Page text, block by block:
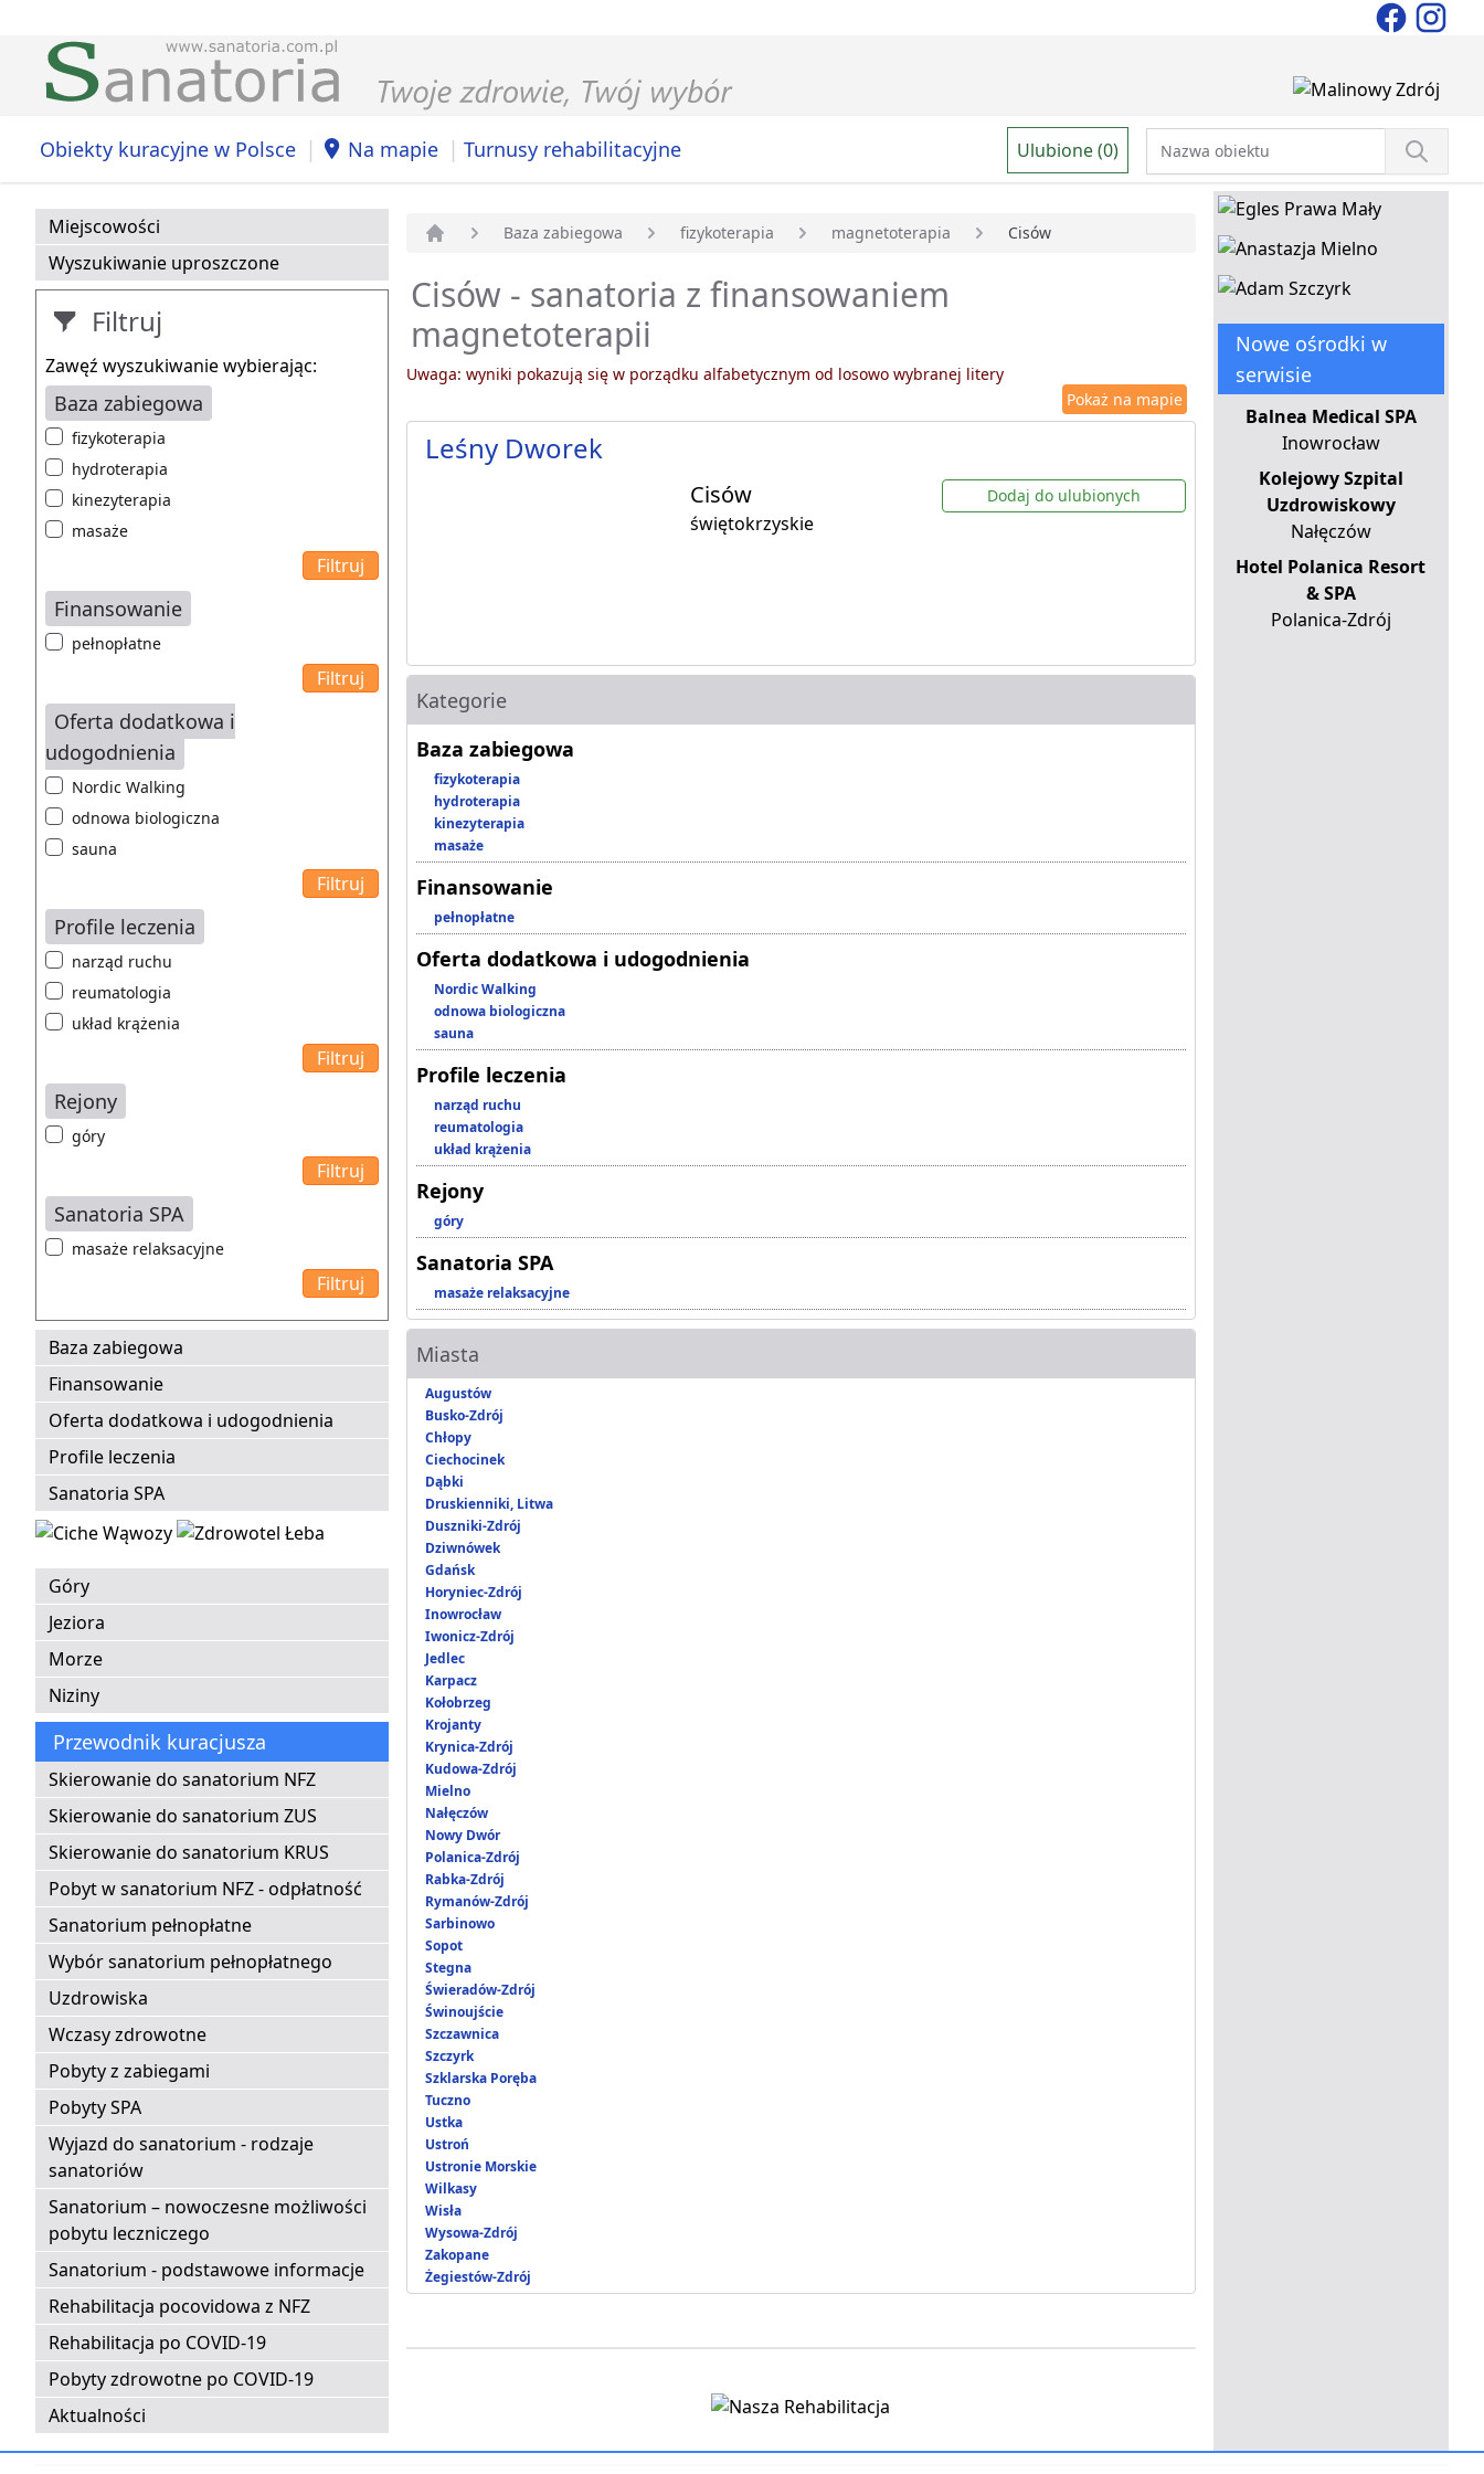
Obiekty kuracyjne w Polsce | Na mapie | Turnusy rehabilitacyjne Ulubione (0)
Miejscowości
Wyszukiwanie uproszczone
Filtruj
Zawęź wyszukiwanie wybierając:
Baza zabiegowa
fizykoterapia
hydroterapia
kinezyterapia
masaże
Finansowanie
pełnopłatne
Oferta dodatkowa i
udogodnienia
Nordic Walking
odnowa biologiczna
sauna
Profile leczenia
narząd ruchu
reumatologia
układ krążenia
Rejony
góry
Sanatoria SPA
masaże relaksacyjne
Baza zabiegowa
Finansowanie
Oferta dodatkowa i udogodnienia
Profile leczenia
Sanatoria SPA
Góry
Jeziora
Morze
Niziny
Przewodnik kuracjusza
Skierowanie do sanatorium NFZ
Skierowanie do sanatorium ZUS
Skierowanie do sanatorium KRUS
Pobyt w sanatorium NFZ - odpłatność
Sanatorium pełnopłatne
Wybór sanatorium pełnopłatnego
Uzdrowiska
Wczasy zdrowotne
Pobyty z zabiegami
Pobyty SPA
Wyjazd do sanatorium - rodzaje
sanatoriów
Sanatorium – nowoczesne możliwości
pobytu leczniczego
Sanatorium - podstawowe informacje
Rehabilitacja pocovidowa z NFZ
Rehabilitacja po COVID-19
Pobyty zdrowotne po COVID-19
Aktualności
Baza zabiegowa fizykoterapia magnetoterapia Cisów
Cisów - sanatoria z finansowaniem
magnetoterapii
Uwaga: wyniki pokazują się w porządku alfabetycznym od losowo wybranej litery
Pokaż na mapie
Leśny Dworek
Cisów
świętokrzyskie
Dodaj do ulubionych
Kategorie
Baza zabiegowa
fizykoterapia
hydroterapia
kinezyterapia
masaże
Finansowanie
pełnopłatne
Oferta dodatkowa i udogodnienia
Nordic Walking
odnowa biologiczna
sauna
Profile leczenia
narząd ruchu
reumatologia
układ krążenia
Rejony
góry
Sanatoria SPA
masaże relaksacyjne
Miasta
Augustów
Busko-Zdrój
Chłopy
Ciechocinek
Dąbki
Druskienniki, Litwa
Duszniki-Zdrój
Dziwnówek
Gdańsk
Horyniec-Zdrój
Inowrocław
Iwonicz-Zdrój
Jedlec
Karpacz
Kołobrzeg
Krojanty
Krynica-Zdrój
Kudowa-Zdrój
Mielno
Nałęczów
Nowy Dwór
Polanica-Zdrój
Rabka-Zdrój
Rymanów-Zdrój
Sarbinowo
Sopot
Stegna
Świeradów-Zdrój
Świnoujście
Szczawnica
Szczyrk
Szklarska Poręba
Tuczno
Ustka
Ustroń
Ustronie Morskie
Wilkasy
Wisła
Wysowa-Zdrój
Zakopane
Żegiestów-Zdrój
Nowe ośrodki w
serwisie
Balnea Medical SPA
Inowrocław
Kolejowy Szpital
Uzdrowiskowy
Nałęczów
Hotel Polanica Resort
& SPA
Polanica-Zdrój